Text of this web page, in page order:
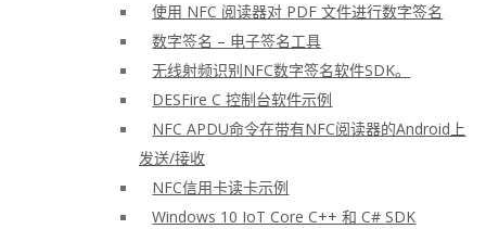
使用 NFC 阅读器对 PDF 文件进行数字签名
数字签名 – 电子签名工具
无线射频识别NFC数字签名软件SDK。
DESFire C 控制台软件示例
NFC APDU命令在带有NFC阅读器的Android上
发送/接收
NFC信用卡读卡示例
Windows 10 IoT Core C++ 和 C# SDK